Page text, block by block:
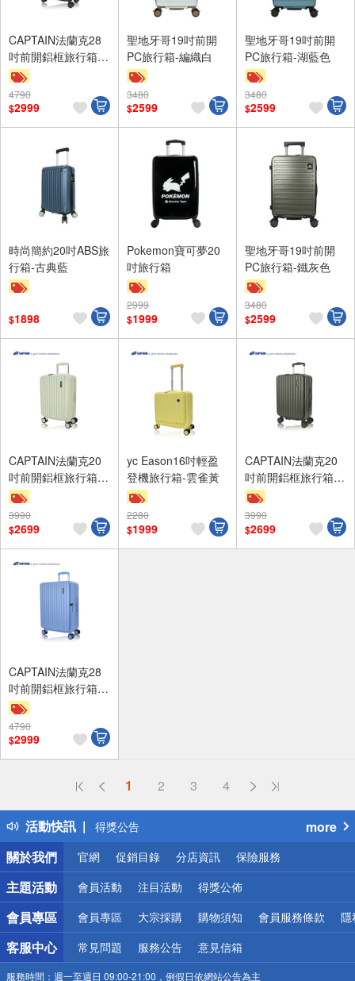
CAPTAIN法蘭克28
吋前開鋁框旅行箱-
鐵灰
滿額9折
贈$200
4790
$2999
聖地牙哥19吋前開
PC旅行箱-編織白
滿額9折
贈$200
3480
$2599
聖地牙哥19吋前開
PC旅行箱-湖藍色
滿額9折
贈$200
3480
$2599
時尚簡約20吋ABS旅
行箱-古典藍
$1898
Pokemon寶可夢20
吋旅行箱
滿額9折
贈$200
2999
$1999
聖地牙哥19吋前開
PC旅行箱-鐵灰色
滿額9折
贈$200
3480
$2599
CAPTAIN法蘭克20
吋前開鋁框旅行箱-
白色
滿額9折
贈$200
3990
$2699
yc Eason16吋輕盈
登機旅行箱-雲雀黃
滿額9折
贈$200
2280
$1999
CAPTAIN法蘭克20
吋前開鋁框旅行箱-
鐵灰
滿額9折
贈$200
3990
$2699
CAPTAIN法蘭克28
吋前開鋁框旅行箱-
湛海藍
滿額9折
贈$200
4790
$2999
1 2 3 4
活動快訊
偏遠地區配送
詐騙網頁！請小心！
得獎公告
熱門話題
銀行優惠
偏遠地區配送
詐騙網頁！請小心！
more
關於我們
官網 促銷目錄 分店資訊 保險服務
主題活動 會員活動 注目活動 得獎公佈
會員專區 會員專區 大宗採購 購物須知 會員服務條款 隱
客服中心 常見問題 服務公告 意見信箱
服務時間： 週一至週日 09:00-21:00，例假日依網站公告為主